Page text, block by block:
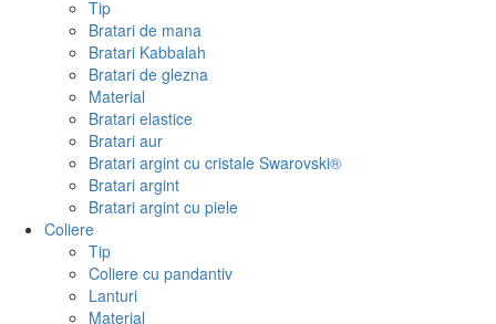
Tip
Bratari de mana
Bratari Kabbalah
Bratari de glezna
Material
Bratari elastice
Bratari aur
Bratari argint cu cristale Swarovski®
Bratari argint
Bratari argint cu piele
Coliere
Tip
Coliere cu pandantiv
Lanturi
Material